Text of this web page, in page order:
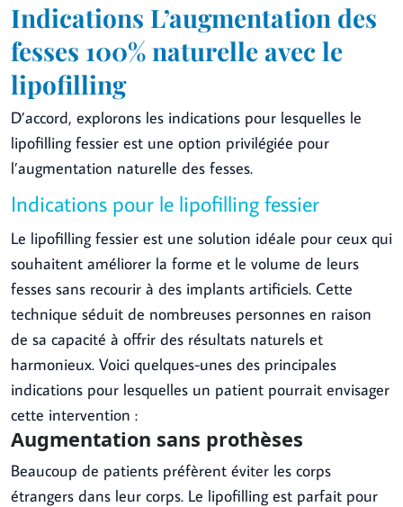
Indications L’augmentation des
fesses 100% naturelle avec le
lipofilling
D’accord, explorons les indications pour lesquelles le
lipofilling fessier est une option privilégiée pour
l’augmentation naturelle des fesses.
Indications pour le lipofilling fessier
Le lipofilling fessier est une solution idéale pour ceux qui
souhaitent améliorer la forme et le volume de leurs
fesses sans recourir à des implants artificiels. Cette
technique séduit de nombreuses personnes en raison
de sa capacité à offrir des résultats naturels et
harmonieux. Voici quelques-unes des principales
indications pour lesquelles un patient pourrait envisager
cette intervention :
Augmentation sans prothèses
Beaucoup de patients préfèrent éviter les corps
étrangers dans leur corps. Le lipofilling est parfait pour